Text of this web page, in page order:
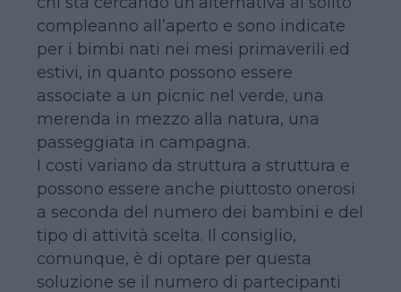
compleanno all’aperto e sono indicate
per i bimbi nati nei mesi primaverili ed
estivi, in quanto possono essere
associate a un picnic nel verde, una
merenda in mezzo alla natura, una
passeggiata in campagna.
I costi variano da struttura a struttura e
possono essere anche piuttosto onerosi
a seconda del numero dei bambini e del
tipo di attività scelta. Il consiglio,
comunque, è di optare per questa
soluzione se il numero di partecipanti